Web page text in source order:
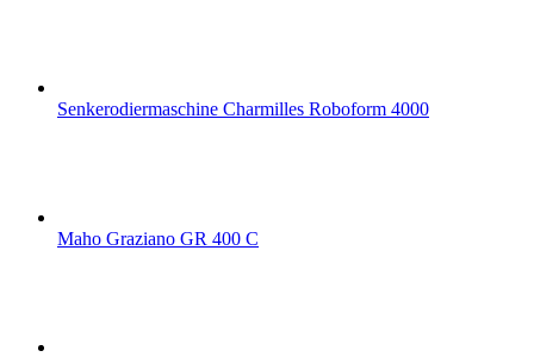
Senkerodiermaschine Charmilles Roboform 4000
Maho Graziano GR 400 C